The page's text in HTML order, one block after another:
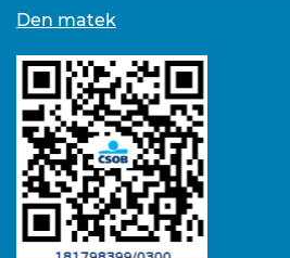
Den matek